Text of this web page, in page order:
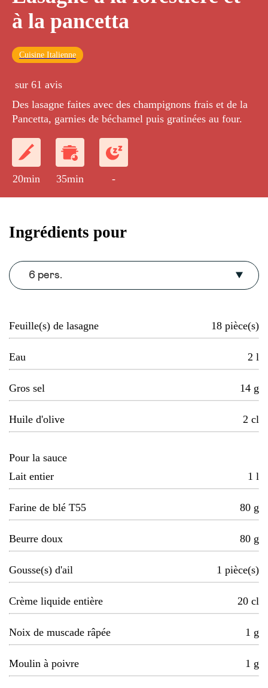
à la pancetta
Cuisine Italienne
sur 61 avis
Des lasagne faites avec des champignons frais et de la
Pancetta, garnies de béchamel puis gratinées au four.
20min 35min -
Ingrédients pour
6 pers.
Feuille(s) de lasagne 18 pièce(s)
Eau 2 l
Gros sel 14 g
Huile d'olive 2 cl
Pour la sauce
Lait entier
1 l
Farine de blé T55 80 g
Beurre doux 80 g
Gousse(s) d'ail 1 pièce(s)
Crème liquide entière 20 cl
Noix de muscade râpée 1 g
Moulin à poivre 1 g